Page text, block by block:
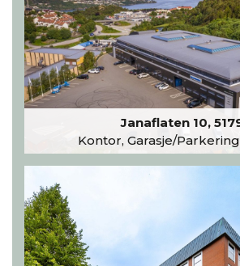
Janaflaten 10,
Kontor, Garasje/